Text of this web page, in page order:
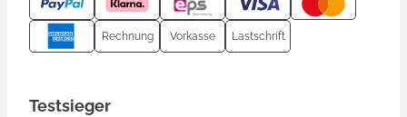
Rechnung Vorkasse Lastschrift
Testsieger